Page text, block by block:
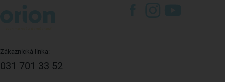
Zákaznická linka:
031 701 33 52